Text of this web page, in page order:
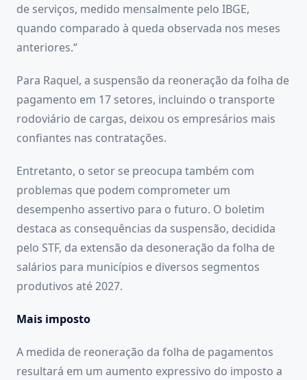
de serviços, medido mensalmente pelo IBGE,
quando comparado à queda observada nos meses
anteriores.“
Para Raquel, a suspensão da reoneração da folha de
pagamento em 17 setores, incluindo o transporte
rodoviário de cargas, deixou os empresários mais
confiantes nas contratações.
Entretanto, o setor se preocupa também com
problemas que podem comprometer um
desempenho assertivo para o futuro. O boletim
destaca as consequências da suspensão, decidida
pelo STF, da extensão da desoneração da folha de
salários para municípios e diversos segmentos
produtivos até 2027.
Mais imposto
A medida de reoneração da folha de pagamentos
resultará em um aumento expressivo do imposto a